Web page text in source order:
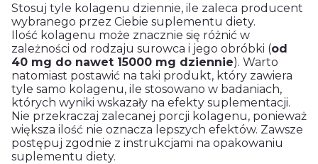
Stosuj tyle kolagenu dziennie, ile zaleca producent
wybranego przez Ciebie suplementu diety.
Ilość kolagenu może znacznie się różnić w
zależności od rodzaju surowca i jego obróbki (od
40 mg do nawet 15000 mg dziennie). Warto
natomiast postawić na taki produkt, który zawiera
tyle samo kolagenu, ile stosowano w badaniach,
których wyniki wskazały na efekty suplementacji.
Nie przekraczaj zalecanej porcji kolagenu, ponieważ
większa ilość nie oznacza lepszych efektów. Zawsze
postępuj zgodnie z instrukcjami na opakowaniu
suplementu diety.